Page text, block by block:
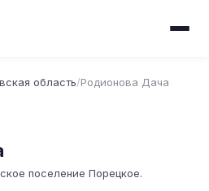
область/Родионова Дача
поселение Порецкое.